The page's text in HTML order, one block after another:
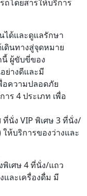
ถโดยสารให้บริการ
ด้และดูแลรักษา
ดินทางสู่จุดหมาย
นี้ ผู้ขับขี่ของ
ย่างดีและมี
ความปลอดภัย
ร 4 ประเภท เพื่อ
ที่นั่ง VIP พิเศษ 3 ที่นั่ง/
ห้บริการของว่างและ
พิเศษ 4 ที่นั่ง/แถว
และเครื่องดื่ม มี